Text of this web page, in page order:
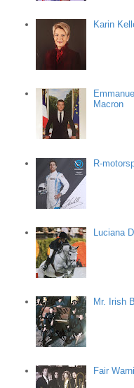
Karin
Emmanuel
Macron
R-
Luciana
Mr. Irish
Fair